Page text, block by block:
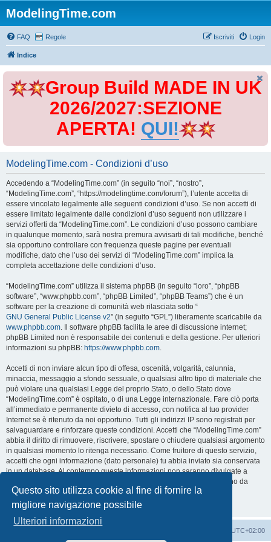
Questo sito utilizza cookie al fine di fornire la
migliore navigazione possibile
Ulteriori informazioni
ModelingTime.com
FAQ Regole Login
Iscriviti
Indice
Group Build MADE IN UK
2026/2027:SEZIONE
APERTA! QUI!
ModelingTime.com - Condizioni d’uso
Accedendo a “ModelingTime.com” (in seguito “noi”, “nostro”,
“ModelingTime.com”, “https://modelingtime.com/forum”), l’utente accetta di
essere vincolato legalmente alle seguenti condizioni d’uso. Se non accetti di
essere limitato legalmente dalle condizioni d’uso seguenti non utilizzare i
servizi offerti da “ModelingTime.com”. Le condizioni d’uso possono cambiare
in qualunque momento, sarà nostra premura avvisarti di tali modifiche, benché
sia opportuno controllare con frequenza queste pagine per eventuali
modifiche, dato che l’uso dei servizi di “ModelingTime.com” implica la
completa accettazione delle condizioni d’uso.
“ModelingTime.com” utilizza il sistema phpBB (in seguito “loro”, “phpBB
software”, “www.phpbb.com”, “phpBB Limited”, “phpBB Teams”) che è un
software per la creazione di comunità web rilasciata sotto “
GNU General Public License v2” (in seguito “GPL”) liberamente scaricabile da
www.phpbb.com. Il software phpBB facilita le aree di discussione internet;
phpBB Limited non è responsabile dei contenuti e della gestione. Per ulteriori
informazioni su phpBB: https://www.phpbb.com.
Accetti di non inviare alcun tipo di offesa, oscenità, volgarità, calunnia,
minaccia, messaggio a sfondo sessuale, o qualsiasi altro tipo di materiale che
può violare una qualsiasi Legge del proprio Stato, o dello Stato dove
“ModelingTime.com” è ospitato, o di una Legge internazionale. Fare ciò porta
all’immediato e permanente divieto di accesso, con notifica al tuo provider
Internet se è ritenuto da noi opportuno. Tutti gli indirizzi IP sono registrati per
salvaguardare e rinforzare queste condizioni. Accetti che “ModelingTime.com”
abbia il diritto di rimuovere, riscrivere, spostare o chiudere qualsiasi argomento
in qualsiasi momento lo ritenga necessario. Come fruitore di questo servizio,
accetti che ogni informazione (dato personale) tu abbia inviato sia conservata
in un database. Al contempo queste informazioni non saranno divulgate a
nessuno senza il tuo consenso, né “ModelingTime.com” o phpBB sono da
ritenersi responsabili per qualsiasi violazione al sistema che possa
compromettere queste informazioni.
UTC+02:00